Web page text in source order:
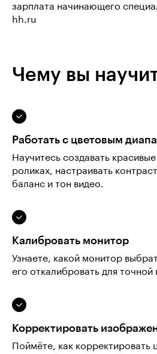
зарплата начинающего
hh.ru
Чему вы
Работать с цветовым
Научитесь создавать
роликах, настраивать
баланс и тон видео.
Калибровать монитор
Узнаете, какой монитор
его откалибровать для точной
Корректировать
Поймёте, как корректировать